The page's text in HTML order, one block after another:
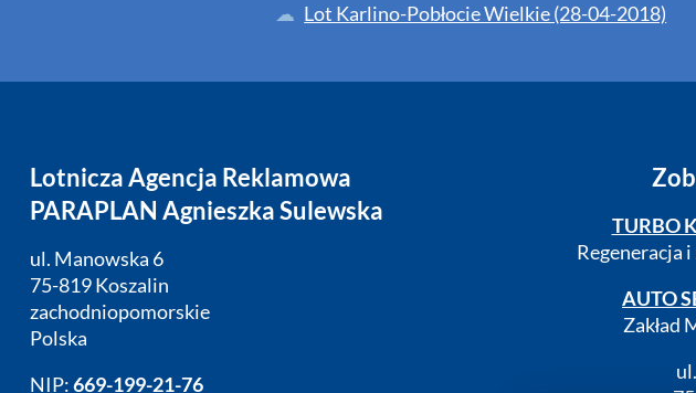
Lot Karlino-Pobłocie Wielkie (28-04-2018)
Lotnicza Agencja Reklamowa
PARAPLAN Agnieszka Sulewska
ul. Manowska 6
75-819 Koszalin
zachodniopomorskie
Polska
NIP:669-199-21-76
TURBO
Regeneracja
AUTO
Zakład